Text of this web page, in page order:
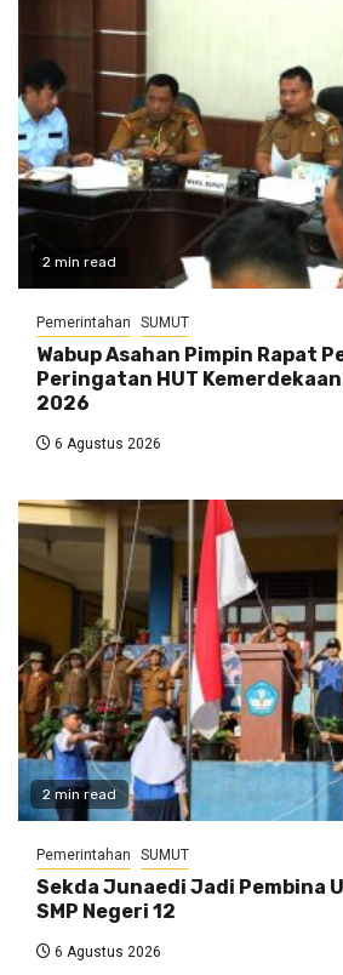
2 min read
Pemerintahan SUMUT
Wabup Asahan Pimpin Rapat
Peringatan HUT
2026
6 Agustus 2026
2 min read
Pemerintahan SUMUT
Sekda Junaedi Jadi Pembina
SMP Negeri 12
6 Agustus 2026